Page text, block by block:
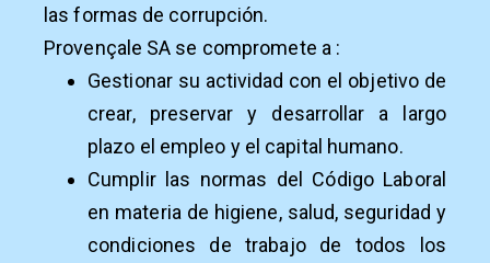
las formas de corrupción.
Provençale SA se compromete a :
Gestionar su actividad con el objetivo de
crear, preservar y desarrollar a largo
plazo el empleo y el capital humano.
Cumplir las normas del Código Laboral
en materia de higiene, salud, seguridad y
condiciones de trabajo de todos los